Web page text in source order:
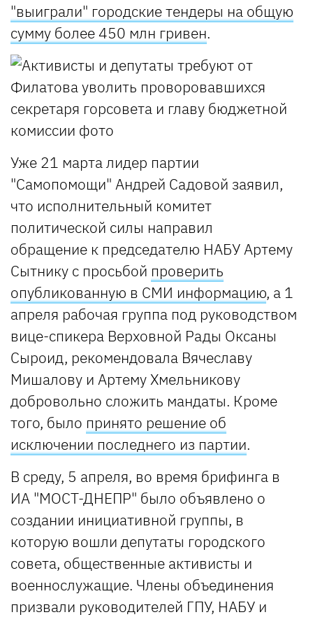
"выиграли" городские тендеры на общую
сумму более 450 млн гривен.
Уже 21 марта лидер партии
"Самопомощи" Андрей Садовой заявил,
что исполнительный комитет
политической силы направил
обращение к председателю НАБУ Артему
Сытнику с просьбой проверить
опубликованную в СМИ информацию, а 1
апреля рабочая группа под руководством
вице-спикера Верховной Рады Оксаны
Сыроид, рекомендовала Вячеславу
Мишалову и Артему Хмельникову
добровольно сложить мандаты. Кроме
того, было принято решение об
исключении последнего из партии.
В среду, 5 апреля, во время брифинга в
ИА "МОСТ-ДНЕПР" было объявлено о
создании инициативной группы, в
которую вошли депутаты городского
совета, общественные активисты и
военнослужащие. Члены объединения
призвали руководителей ГПУ, НАБУ и